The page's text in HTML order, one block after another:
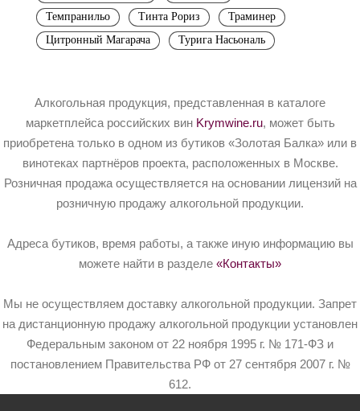
Темпранильо
Тинта Рориз
Траминер
Цитронный Магарача
Турига Насьональ
Алкогольная продукция, представленная в каталоге
маркетплейса российских вин Krymwine.ru, может быть
приобретена только в одном из бутиков «Золотая Балка» или в
винотеках партнёров проекта, расположенных в Москве.
Розничная продажа осуществляется на основании лицензий на
розничную продажу алкогольной продукции.
Адреса бутиков, время работы, а также иную информацию вы
можете найти в разделе «Контакты»
Мы не осуществляем доставку алкогольной продукции. Запрет
на дистанционную продажу алкогольной продукции установлен
Федеральным законом от 22 ноября 1995 г. № 171-ФЗ и
постановлением Правительства РФ от 27 сентября 2007 г. №
612.